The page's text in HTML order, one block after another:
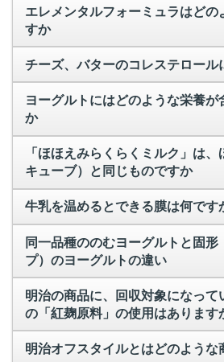
エレメンタルフォーミュラはどの
すか
チーズ、バターのコレステロール
ヨーグルトにはどのような栄養が
か
「ほほえみらくらくミルク」は、
キューブ）と同じものですか
牛乳を温めるとできる膜は何です
同一品種ののむヨーグルトと固形
プ）のヨーグルトの違い
明治の商品に、回収対象になって
の「紅麹原料」の使用はあります
明治オフスタイルとはどのような